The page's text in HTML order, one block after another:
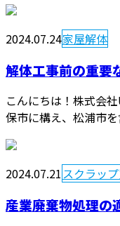
2024.07.24家屋解体
解体工事前の重要
こんにちは！株式会
保市に構え、松浦市
2024.07.21スクラッ
産業廃棄物処理の